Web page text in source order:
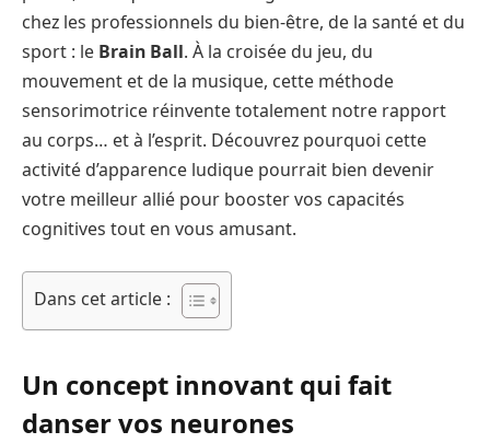
chez les professionnels du bien-être, de la santé et du
sport : le Brain Ball. À la croisée du jeu, du
mouvement et de la musique, cette méthode
sensorimotrice réinvente totalement notre rapport
au corps… et à l’esprit. Découvrez pourquoi cette
activité d’apparence ludique pourrait bien devenir
votre meilleur allié pour booster vos capacités
cognitives tout en vous amusant.
Dans cet article :
Un concept innovant qui fait
danser vos neurones